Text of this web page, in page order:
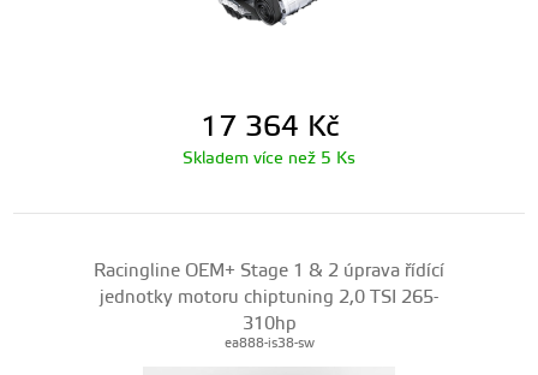
17 364 Kč
Skladem více než 5 Ks
Racingline OEM+ Stage 1 & 2 úprava řídící
jednotky motoru chiptuning 2,0 TSI 265-
310hp
ea888-is38-sw